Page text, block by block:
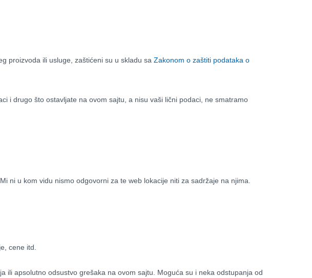
proizvoda ili usluge, zaštićeni su u skladu sa Zakonom o zaštiti podataka o
i drugo što ostavljate na ovom sajtu, a nisu vaši lični podaci, ne smatramo
ni u kom vidu nismo odgovorni za te web lokacije niti za sadržaje na njima.
cene itd.
apsolutno odsustvo grešaka na ovom sajtu. Moguća su i neka odstupanja od